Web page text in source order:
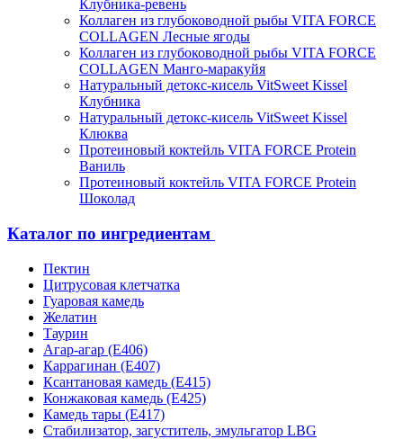
Клубника-ревень
Коллаген из глубоководной рыбы VITA FORCE
COLLAGEN Лесные ягоды
Коллаген из глубоководной рыбы VITA FORCE
COLLAGEN Манго-маракуйя
Натуральный детокс-кисель VitSweet Kissel
Клубника
Натуральный детокс-кисель VitSweet Kissel
Клюква
Протеиновый коктейль VITA FORCE Protein
Ваниль
Протеиновый коктейль VITA FORCE Protein
Шоколад
Каталог по ингредиентам
Пектин
Цитрусовая клетчатка
Гуаровая камедь
Желатин
Таурин
Агар-агар (Е406)
Каррагинан (Е407)
Ксантановая камедь (Е415)
Конжаковая камедь (Е425)
Камедь тары (Е417)
Стабилизатор, загуститель, эмульгатор LBG